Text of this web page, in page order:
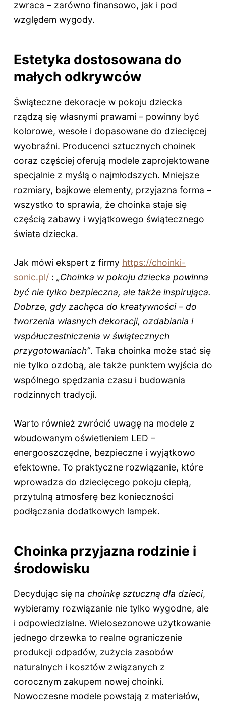
zwraca – zarówno finansowo, jak i pod
względem wygody.
Estetyka dostosowana do
małych odkrywców
Świąteczne dekoracje w pokoju dziecka
rządzą się własnymi prawami – powinny być
kolorowe, wesołe i dopasowane do dziecięcej
wyobraźni. Producenci sztucznych choinek
coraz częściej oferują modele zaprojektowane
specjalnie z myślą o najmłodszych. Mniejsze
rozmiary, bajkowe elementy, przyjazna forma –
wszystko to sprawia, że choinka staje się
częścią zabawy i wyjątkowego świątecznego
świata dziecka.
Jak mówi ekspert z firmy https://choinki-
sonic.pl/: „Choinka w pokoju dziecka powinna
być nie tylko bezpieczna, ale także inspirująca.
Dobrze, gdy zachęca do kreatywności – do
tworzenia własnych dekoracji, ozdabiania i
współuczestniczenia w świątecznych
przygotowaniach”. Taka choinka może stać się
nie tylko ozdobą, ale także punktem wyjścia do
wspólnego spędzania czasu i budowania
rodzinnych tradycji.
Warto również zwrócić uwagę na modele z
wbudowanym oświetleniem LED –
energooszczędne, bezpieczne i wyjątkowo
efektowne. To praktyczne rozwiązanie, które
wprowadza do dziecięcego pokoju ciepłą,
przytulną atmosferę bez konieczności
podłączania dodatkowych lampek.
Choinka przyjazna rodzinie i
środowisku
Decydując się na choinkę sztuczną dla dzieci,
wybieramy rozwiązanie nie tylko wygodne, ale
i odpowiedzialne. Wielosezonowe użytkowanie
jednego drzewka to realne ograniczenie
produkcji odpadów, zużycia zasobów
naturalnych i kosztów związanych z
corocznym zakupem nowej choinki.
Nowoczesne modele powstają z materiałów,